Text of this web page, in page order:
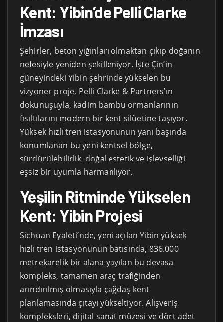
Kent: Yibin’de Pelli Clarke
İmzası
Şehirler, beton yığınları olmaktan çıkıp doğanın
nefesiyle yeniden şekilleniyor. İşte Çin’in
güneyindeki Yibin şehrinde yükselen bu
vizyoner proje, Pelli Clarke & Partners’ın
dokunuşuyla, kadim bambu ormanlarının
fısıltılarını modern bir kent silüetine taşıyor.
Yüksek hızlı tren istasyonunun yanı başında
konumlanan bu yeni kentsel bölge,
sürdürülebilirlik, doğal estetik ve işlevselliği
eşsiz bir uyumla harmanlıyor.
Yeşilin Ritminde Yükselen
Kent: Yibin Projesi
Sichuan Eyaleti’nde, yeni açılan Yibin yüksek
hızlı tren istasyonunun batısında, 836.000
metrekarelik bir alana yayılan bu devasa
kompleks, tamamen araç trafiğinden
arındırılmış olmasıyla çağdaş kent
planlamasında çıtayı yükseltiyor. Alışveriş
kompleksleri, dijital sanat müzesi ve dört adet